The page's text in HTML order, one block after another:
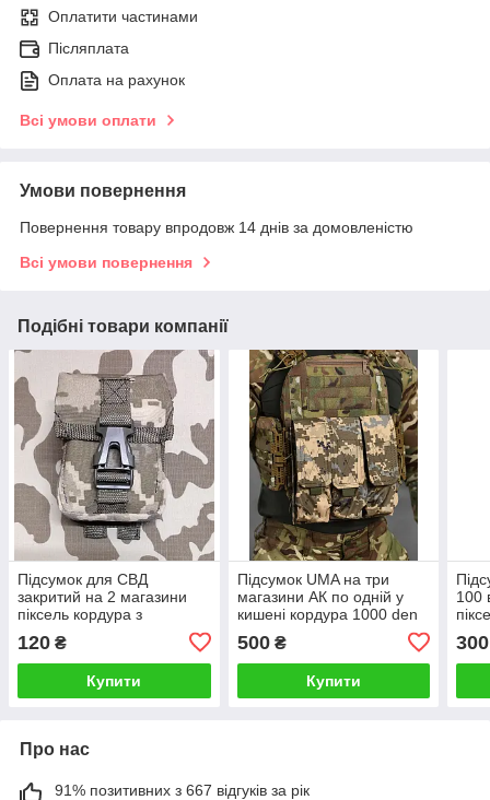
Оплатити частинами
Післяплата
Оплата на рахунок
Всі умови оплати
Умови повернення
Повернення товару впродовж 14 днів за домовленістю
Всі умови повернення
Подібні товари компанії
Підсумок для СВД
закритий на 2 магазини
піксель кордура з
120 ₴
Купити
Підсумок UMA на три
магазини АК по одній у
кишені кордура 1000 den
500₴
Купити
100
300
Про нас
91% позитивних з 667 відгуків за рік